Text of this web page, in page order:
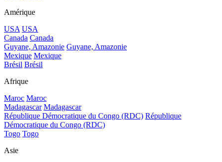
Amérique
USA USA
Canada Canada
Guyane, Amazonie Guyane, Amazonie
Mexique Mexique
Brésil Brésil
Afrique
Maroc Maroc
Madagascar Madagascar
République Démocratique du Congo (RDC) République
Démocratique du Congo (RDC)
Togo Togo
Asie